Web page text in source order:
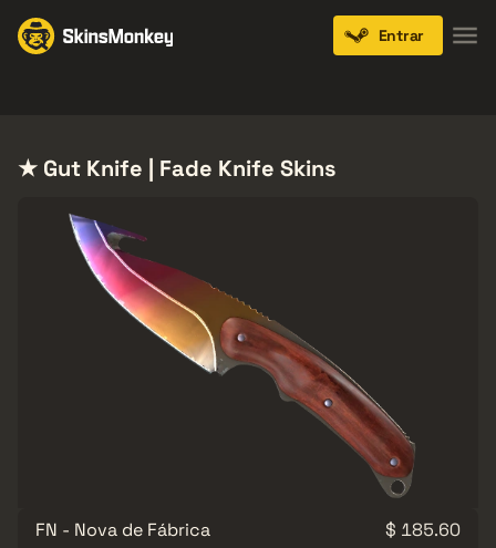
Entrar
★ Gut Knife | Fade Knife Skins
FN - Nova de Fábrica
$ 185.60